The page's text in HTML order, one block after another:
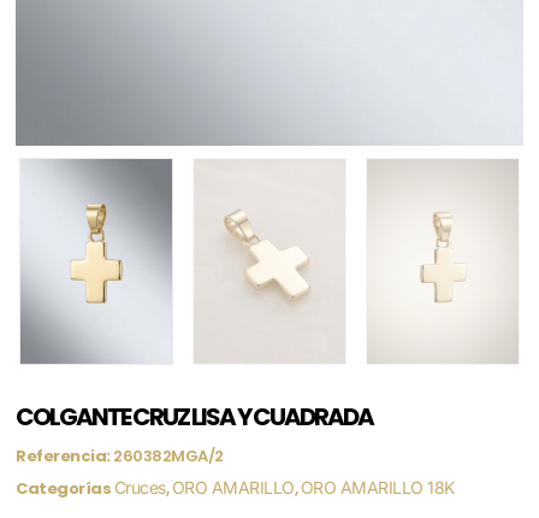
COLGANTE CRUZ LISA Y CUADRADA
Referencia: 260382MGA/2
Categorías Cruces,ORO AMARILLO,ORO AMARILLO 18K